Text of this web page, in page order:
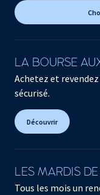
LA BOURSE
Achetez et
sécurisé.
Découvrir
LES MARDIS
Tous les mois un